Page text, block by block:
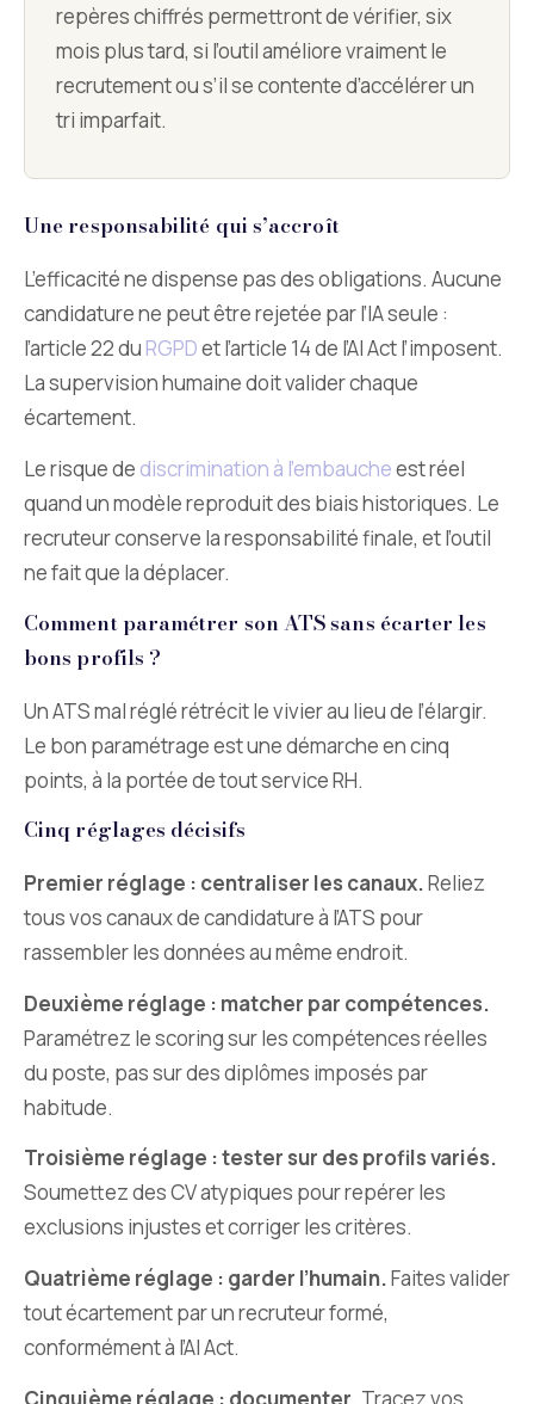
repères chiffrés permettront de vérifier, six
mois plus tard, si l’outil améliore vraiment le
recrutement ou s’il se contente d’accélérer un
tri imparfait.
Une responsabilité qui s’accroît
L’efficacité ne dispense pas des obligations. Aucune
candidature ne peut être rejetée par l’IA seule :
l’article 22 du RGPDet l’article 14 de l’AI Act l’imposent.
La supervision humaine doit valider chaque
écartement.
Le risque de discrimination à l’embaucheest réel
quand un modèle reproduit des biais historiques. Le
recruteur conserve la responsabilité finale, et l’outil
ne fait que la déplacer.
Comment paramétrer son ATS sans écarter les
bons profils ?
Un ATS mal réglé rétrécit le vivier au lieu de l’élargir.
Le bon paramétrage est une démarche en cinq
points, à la portée de tout service RH.
Cinq réglages décisifs
Premier réglage : centraliser les canaux.Reliez
tous vos canaux de candidature à l’ATS pour
rassembler les données au même endroit.
Deuxième réglage : matcher par compétences.
Paramétrez le scoring sur les compétences réelles
du poste, pas sur des diplômes imposés par
habitude.
Troisième réglage : tester sur des profils variés.
Soumettez des CV atypiques pour repérer les
exclusions injustes et corriger les critères.
Quatrième réglage : garder l’humain.Faites valider
tout écartement par un recruteur formé,
conformément à l’AI Act.
Cinquième réglage : documenter. Tracez vos